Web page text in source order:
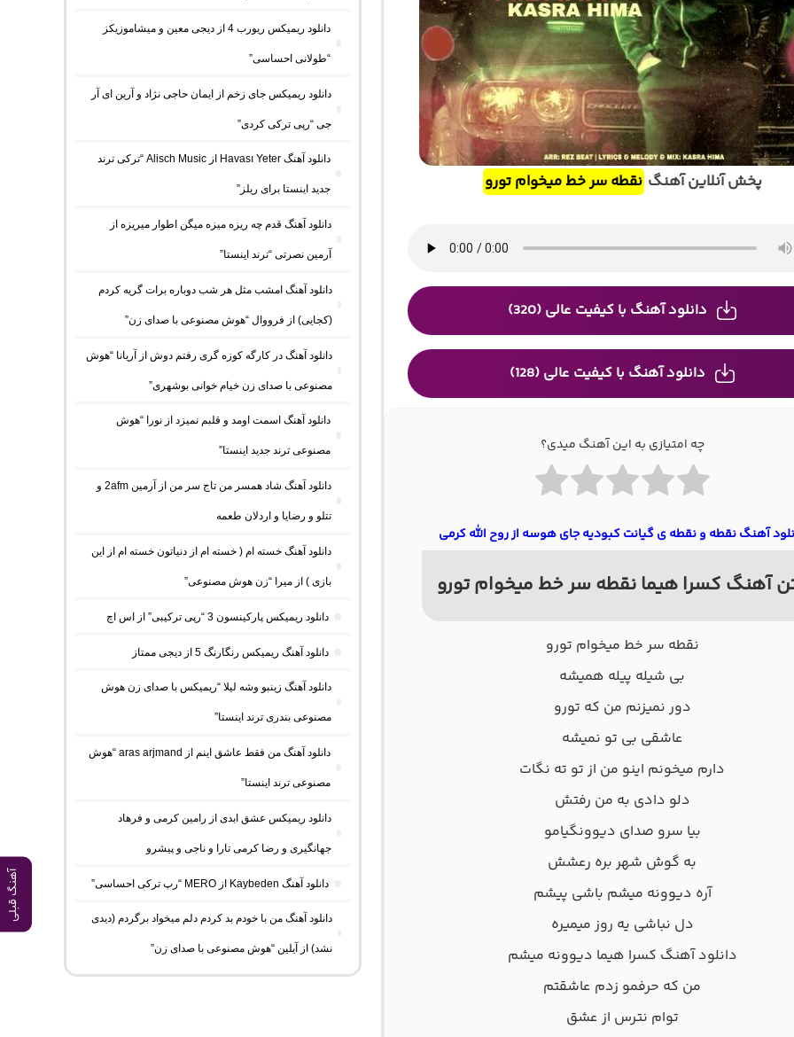
آهنگ قبلی
پخش آنلاین آهنگ نقطه سر خط میخوام تورو
دانلود آهنگ با کیفیت عالی (320)
دانلود آهنگ با کیفیت عالی (128)
چه امتیازی به این آهنگ میدی؟
آهنگ نقطه و نقطه ی گیانت کبودیه جای هوسه از روح الله کرمی
آهنگ کسرا هیما نقطه سر خط میخوام تورو
نقطه سر خط میخوام تورو
بی شیله پیله همیشه
دور نمیزنم من که تورو
عاشقی بی تو نمیشه
دارم میخونم اینو من از تو ته نگات
دلو دادی به من رفتش
بیا سرو صدای دیوونگیامو
به گوش شهر بره رعشش
آره دیوونه میشم باشی پیشم
دل نباشی یه روز میمیره
دانلود آهنگ کسرا هیما دیوونه میشم
من که حرفمو زدم عاشقتم
توام نترس از عشق
دانلود ریمیکس ریورب 4 از دیجی معین و میشاموزیکز
“طولانی احساسی”
دانلود ریمیکس جای زخم از ایمان حاجی نژاد و آرین ای آر
جی “رپی ترکی کردی”
دانلود آهنگ Havası Yeter از Alisch Music “ترکی ترند
جدید اینستا برای ریلز”
دانلود آهنگ ﻗﺪم ﭼﻪ رﻳﺰه ﻣﻴﺰه ﻣﻴﮕﻦ اﻃﻮار ﻣﻴﺮﻳﺰه از
آرمین نصرتی “ترند اینستا”
دانلود آهنگ امشب مثل هر شب دوباره برات گریه کردم
(کجایی) از فرووال “هوش مصنوعی با صدای زن”
دانلود آهنگ در کارگه کوزه گری رفتم دوش از آریانا “هوش
مصنوعی با صدای زن خیام خوانی بوشهری”
دانلود آهنگ اسمت اومد و قلبم نمیزد از نورا “هوش
مصنوعی ترند جدید اینستا”
دانلود آهنگ شاد همسر من تاج سر من از آرمین 2afm و
تتلو و رضایا و اردلان طعمه
دانلود آهنگ خسته ام ( خسته ام از دنیاتون خسته ام از این
بازی ) از میرا “زن هوش مصنوعی”
دانلود ریمیکس پارکینسون 3 “رپی ترکیبی” از اس اچ
دانلود آهنگ ریمیکس رنگارنگ 5 از دیجی ممتاز
دانلود آهنگ زینبو وشه لیلا “ریمیکس با صدای زن هوش
مصنوعی بندری ترند اینستا”
دانلود آهنگ من فقط عاشق اینم از aras arjmand “هوش
مصنوعی ترند اینستا”
دانلود ریمیکس عشق ابدی از رامین کرمی و فرهاد
جهانگیری و رضا کرمی تارا و ناجی و پیشرو
دانلود آهنگ Kaybeden از MERO “رپ ترکی احساسی”
دانلود آهنگ من با خودم بد کردم دلم میخواد برگردم (دیدی
نشد) از آیلین “هوش مصنوعی با صدای زن”